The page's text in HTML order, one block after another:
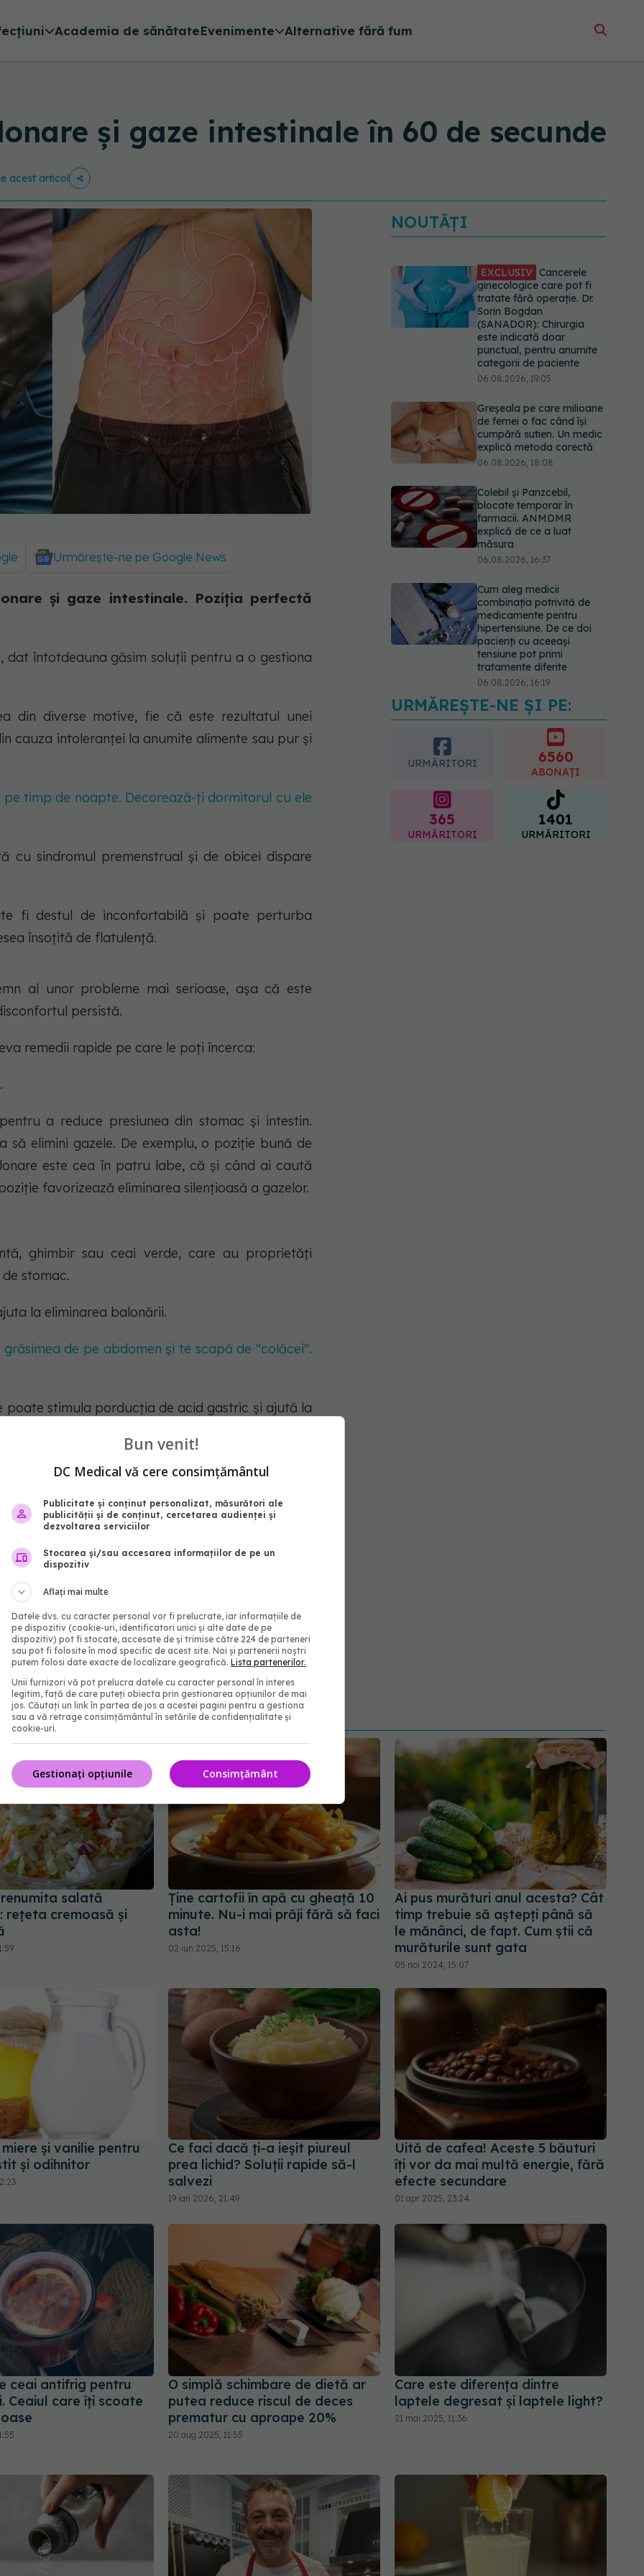
Academia de sănătateEvenimente Alternative fără fum
şi gaze intestinale în 60 de secunde
acest articol
Urmărește-ne pe Google News
și gaze intestinale. Poziția perfectă
dat întotdeauna găsim soluții pentru a o gestiona
din diverse motive, fie că este rezultatul unei
cauza intoleranței la anumite alimente sau pur și
timp de noapte. Decorează-ți dormitorul cu ele
cu sindromul premenstrual și de obicei dispare
fi destul de inconfortabilă și poate perturba
însoțită de flatulență.
al unor probleme mai serioase, așa că este
persistă.
remedii rapide pe care le poți încerca:
a reduce presiunea din stomac și intestin.
elimini gazele. De exemplu, o poziţie bună de
este cea în patru labe, că şi când ai caută
favorizează eliminarea silenţioasă a gazelor.
ghimbir sau ceai verde, care au proprietăți
stomac.
la eliminarea balonării.
de pe abdomen și te scapă de "colăcei".
poate stimula porducția de acid gastric și ajută la
laxativ. Sigur, evită laptele dacă ai intoleranță
bacterii benefice în stomac și poate reduce
la lactoză.
stimula sistemul gastric și a reduce balonarea.
persistă trebuie să apelezi la un medic de
poate ascunde afecțiuni mult mai grave.
NOUTĂȚI
EXCLUSIV Cancerele
ginecologice care pot fi
tratate fără operație. Dr.
Sorin Bogdan
(SANADOR): Chirurgia
este indicată doar
punctual, pentru anumite
categorii de paciente
06.08.2026, 19:05
Greșeala pe care milioane
de femei o fac când își
cumpără sutien. Un medic
explică metoda corectă
06.08.2026, 18:08
Colebil și Panzcebil,
blocate temporar în
farmacii. ANMDMR
explică de ce a luat
măsura
06.08.2026, 16:37
Cum aleg medicii
combinația potrivită de
medicamente pentru
hipertensiune. De ce doi
pacienți cu aceeași
tensiune pot primi
tratamente diferite
06.08.2026, 16:19
Mii de angajați din
Sănătate ar putea primi
salarii mai mari.
Sindicatele cer schimbarea
URMĂREȘTE-NE ȘI PE:
URMĂRITORI 6560
ABONAȚI
365
URMĂRITORI
1401
URMĂRITORI
salată
rețeta cremoasă și
Ține cartofii în apă cu gheață 10
minute. Nu-i mai prăji fără să faci
asta!
02 iun 2025, 15:16
Ai pus murături anul acesta? Cât
timp trebuie să aștepți până să
le mănânci, de fapt. Cum știi că
murăturile sunt gata
05 noi 2024, 15:07
și vanilie pentru
și odihnitor
Ce faci dacă ți-a ieșit piureul
prea lichid? Soluții rapide să-l
salvezi
19 ian 2026, 21:49
Uită de cafea! Aceste 5 băuturi
îți vor da mai multă energie, fără
efecte secundare
01 apr 2025, 23:24
ceai antifrig pentru
Ceaiul care îți scoate
O simplă schimbare de dietă ar
putea reduce riscul de deces
prematur cu aproape 20%
20 aug 2025, 11:55
Care este diferența dintre
laptele degresat și laptele light?
21 mai 2025, 11:36
Bun venit!
DC Medical vă cere consimțământul
Publicitate și conținut personalizat, măsurători ale
publicității și de conținut, cercetarea audienței și
dezvoltarea serviciilor
Stocarea și/sau accesarea informațiilor de pe un
dispozitiv
Aflați mai multe
Datele dvs. cu caracter personal vor fi prelucrate, iar informațiile de
pe dispozitiv (cookie-uri, identificatori unici și alte date de pe
dispozitiv) pot fi stocate, accesate de și trimise către 224 de parteneri
sau pot fi folosite în mod specific de acest site. Noi și partenerii noștri
putem folosi date exacte de localizare geografică. Lista partenerilor.
Unii furnizori vă pot prelucra datele cu caracter personal în interes
legitim, față de care puteți obiecta prin gestionarea opțiunilor de mai
jos. Căutați un link în partea de jos a acestei pagini pentru a gestiona
sau a vă retrage consimțământul în setările de confidențialitate și
cookie-uri.
Consimțământ
Gestionați opțiunile